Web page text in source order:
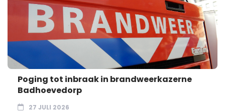
Poging tot inbraak in brandweerkazerne
Badhoevedorp
27 JULI 2026